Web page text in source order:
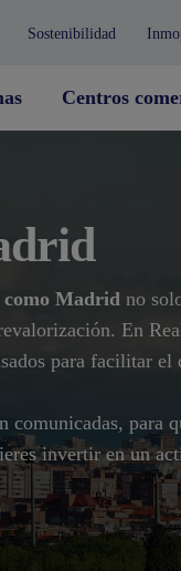
Sostenibilidad
Centros
como Madrid no
En
para facilitar
para
invertir en un